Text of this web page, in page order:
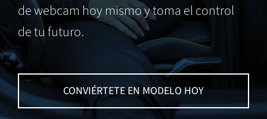
de webcam hoy mismo y toma el control
de tu futuro.
CONVIÉRTETE EN MODELO HOY